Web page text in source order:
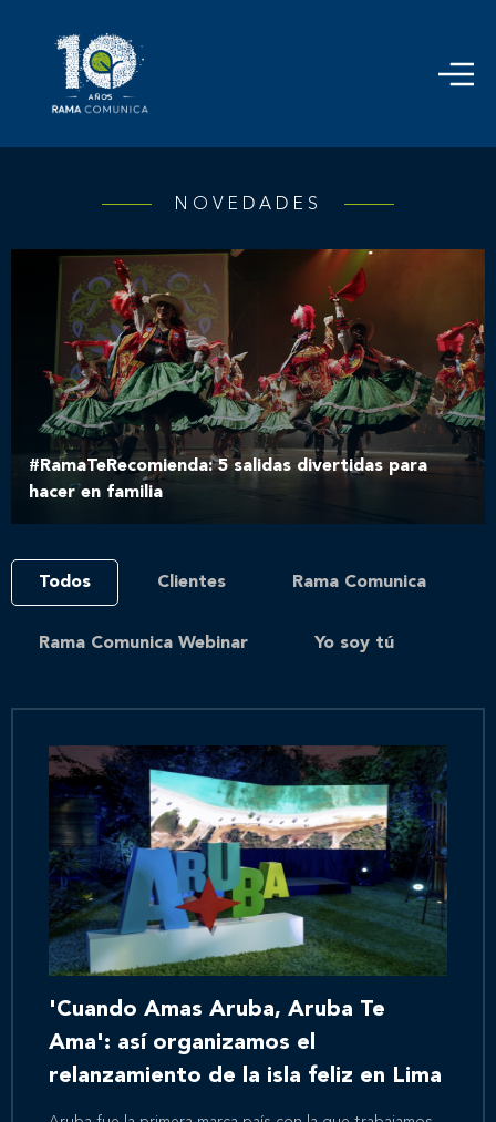
NOVEDADES
#RamaTeRecomienda: 5 salidas divertidas para
hacer en familia
Todos Clientes Rama Comunica
Rama Comunica Webinar Yo soy tú
'Cuando Amas Aruba, Aruba Te
Ama': así organizamos el
relanzamiento de la isla feliz en Lima